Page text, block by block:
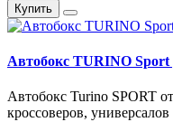
Купить
Автобокс TURINO
Автобокс Turino SPORT
кроссоверов,